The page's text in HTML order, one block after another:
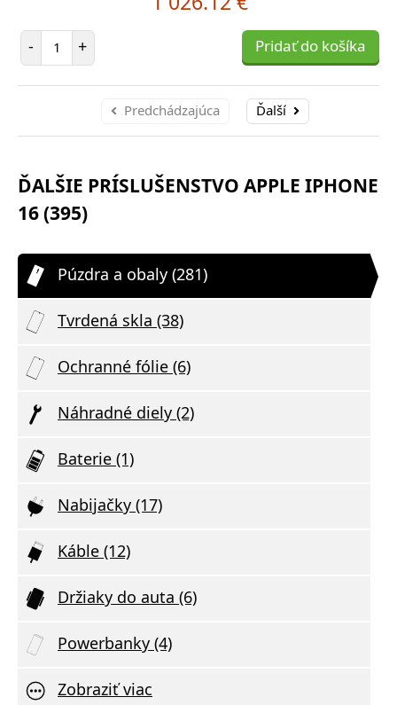
- Počet položiek
+ Pridať do košíka
Predchádzajúca Ďalší
ĎALŠIE PRÍSLUŠENSTVO APPLE IPHONE
16 (395)
Púzdra a obaly (281)
Tvrdená skla (38)
Ochranné fólie (6)
Náhradné diely (2)
Baterie (1)
Nabijačky (17)
Káble (12)
Držiaky do auta (6)
Powerbanky (4)
Zobraziť viac